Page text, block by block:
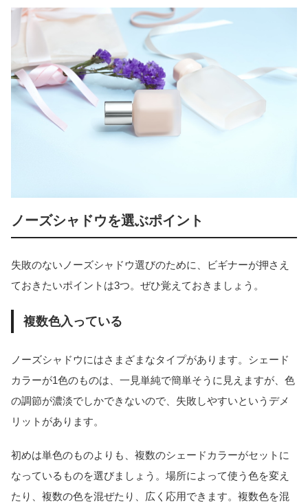
ノーズシャドウを選ぶポイント
失敗のないノーズシャドウ選びのために、ビギナーが押さえ
ておきたいポイントは3つ。ぜひ覚えておきましょう。
複数色入っている
ノーズシャドウにはさまざまなタイプがあります。シェード
カラーが1色のものは、一見単純で簡単そうに見えますが、色
の調節が濃淡でしかできないので、失敗しやすいというデメ
リットがあります。
初めは単色のものよりも、複数のシェードカラーがセットに
なっているものを選びましょう。場所によって使う色を変え
たり、複数の色を混ぜたり、広く応用できます。複数色を混